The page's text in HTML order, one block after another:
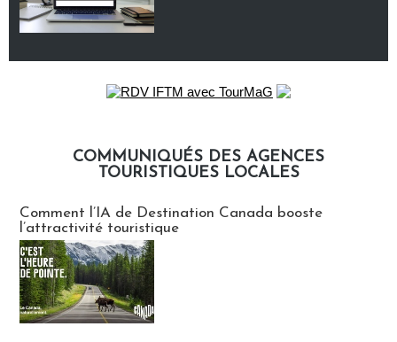
COMMUNIQUÉS DES AGENCES
TOURISTIQUES LOCALES
Comment l’IA de Destination Canada booste
l’attractivité touristique